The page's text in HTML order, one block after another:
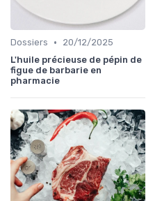
Dossiers •
20/12/2025
L'huile précieuse de pépin de
figue de barbarie en
pharmacie